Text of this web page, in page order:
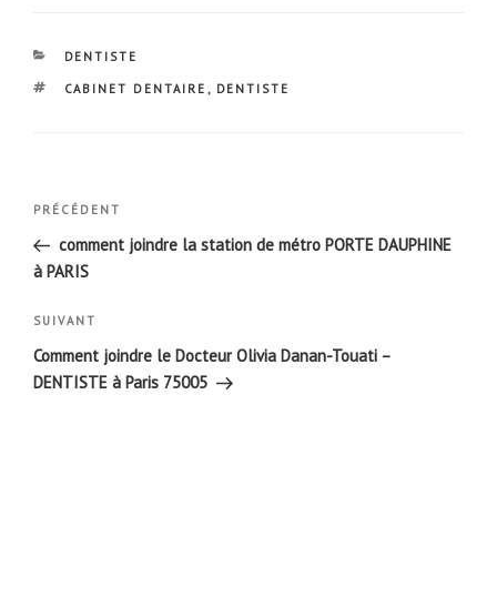
CATÉGORIES
DENTISTE
ÉTIQUETTES
CABINET DENTAIRE , DENTISTE
Navigation
l’article
Article
précédent
PRÉCÉDENT
comment joindre la station de métro PORTE DAUPHINE
à PARIS
Article
suivant
SUIVANT
Comment joindre le Docteur Olivia Danan-Touati –
DENTISTE à Paris 75005